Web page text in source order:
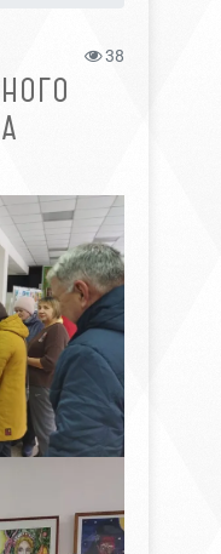
38